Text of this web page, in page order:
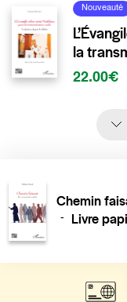
Nouveauté
la
22.00€
Chemin
- Livre